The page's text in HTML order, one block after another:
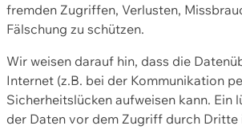
fremden Zugriffen, Verlusten,
Fälschung zu schützen.
Wir weisen darauf hin, dass die
Internet (z.B. bei der Kommunikation
Sicherheitslücken aufweisen kann. Ein
der Daten vor dem Zugriff durch